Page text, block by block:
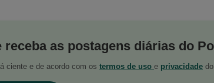
receba as postagens diárias do
ciente e de acordo com os termos de uso e privacidade